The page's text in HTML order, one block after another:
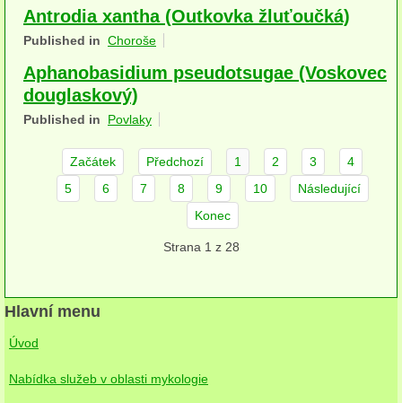
herbikolní-dvouděložné
herbikolní-kapraďorosty
Perithecia nestromatická
bílá hniloba
hnědá hniloba
jednoleté
Antrodia xantha (Outkovka žluťoučká)
Published in Choroše
Aphanobasidium pseudotsugae (Voskovec
douglaskový)
Published in Povlaky
Začátek Předchozí 1 2 3
4
5
6 7 8 9 10
Následující
Konec
Strana 1 z 28
Hlavní menu
Úvod
Nabídka služeb v oblasti mykologie